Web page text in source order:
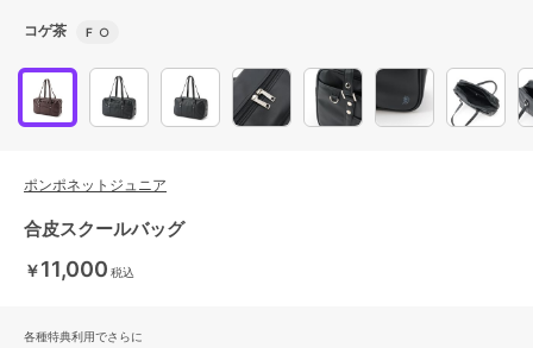
コゲ茶 F ○
ポンポネットジュニア
合皮スクールバッグ
￥11,000 税込
各種特典利用でさらに